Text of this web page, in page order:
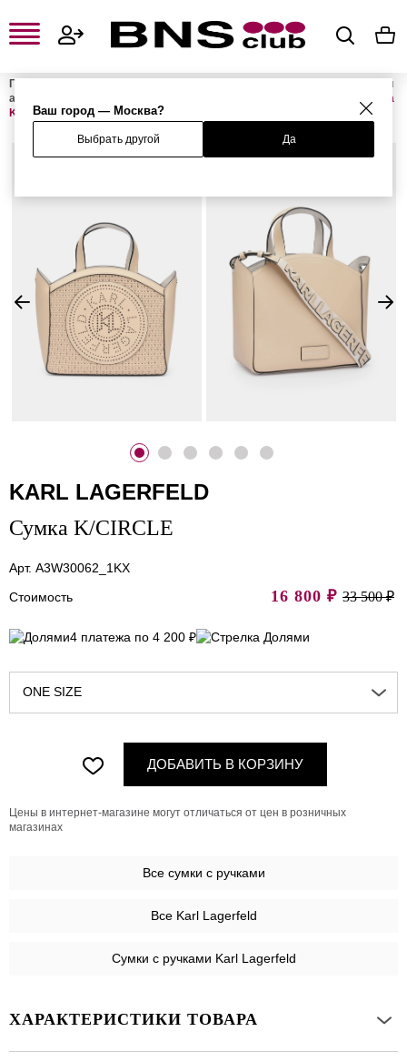
Ваш город — Москва?
Выбрать другой Да
Главная
Женские сумки и
аксессуары
Сумка
K/CIRCLE
KARL LAGERFELD
Сумка K/CIRCLE
Арт. A3W30062_1KX
Стоимость
16 800 ₽ 33 500 ₽
4 платежа по 4 200 ₽
ONE SIZE
ДОБАВИТЬ В КОРЗИНУ
Цены в интернет-магазине могут отличаться от цен в розничных
магазинах
Все сумки с ручками
Все Karl Lagerfeld
Сумки с ручками Karl Lagerfeld
ХАРАКТЕРИСТИКИ ТОВАРА